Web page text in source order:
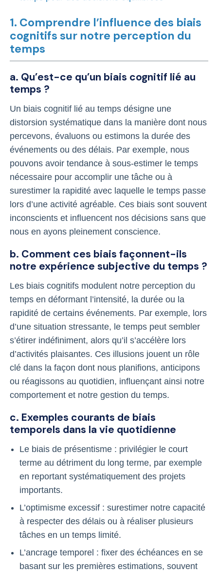
1. Comprendre l’influence des biais
cognitifs sur notre perception du
temps
a. Qu’est-ce qu’un biais cognitif lié au
temps ?
Un biais cognitif lié au temps désigne une
distorsion systématique dans la manière dont nous
percevons, évaluons ou estimons la durée des
événements ou des délais. Par exemple, nous
pouvons avoir tendance à sous-estimer le temps
nécessaire pour accomplir une tâche ou à
surestimer la rapidité avec laquelle le temps passe
lors d’une activité agréable. Ces biais sont souvent
inconscients et influencent nos décisions sans que
nous en ayons pleinement conscience.
b. Comment ces biais façonnent-ils
notre expérience subjective du temps ?
Les biais cognitifs modulent notre perception du
temps en déformant l’intensité, la durée ou la
rapidité de certains événements. Par exemple, lors
d’une situation stressante, le temps peut sembler
s’étirer indéfiniment, alors qu’il s’accélère lors
d’activités plaisantes. Ces illusions jouent un rôle
clé dans la façon dont nous planifions, anticipons
ou réagissons au quotidien, influençant ainsi notre
comportement et notre gestion du temps.
c. Exemples courants de biais
temporels dans la vie quotidienne
Le biais de présentisme : privilégier le court
terme au détriment du long terme, par exemple
en reportant systématiquement des projets
importants.
L’optimisme excessif : surestimer notre capacité
à respecter des délais ou à réaliser plusieurs
tâches en un temps limité.
L’ancrage temporel : fixer des échéances en se
basant sur les premières estimations, souvent